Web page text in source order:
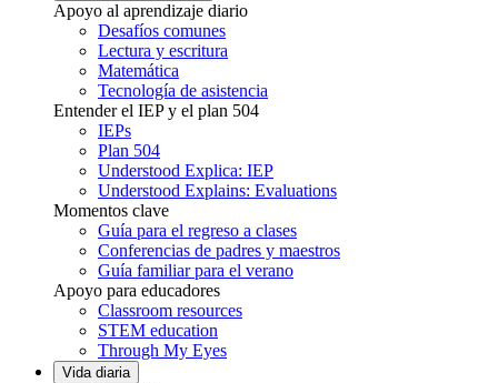
Apoyo al aprendizaje diario
Desafíos comunes
Lectura y escritura
Matemática
Tecnología de asistencia
Entender el IEP y el plan 504
IEPs
Plan 504
Understood Explica: IEP
Understood Explains: Evaluations
Momentos clave
Guía para el regreso a clases
Conferencias de padres y maestros
Guía familiar para el verano
Apoyo para educadores
Classroom resources
STEM education
Through My Eyes
Vida diaria